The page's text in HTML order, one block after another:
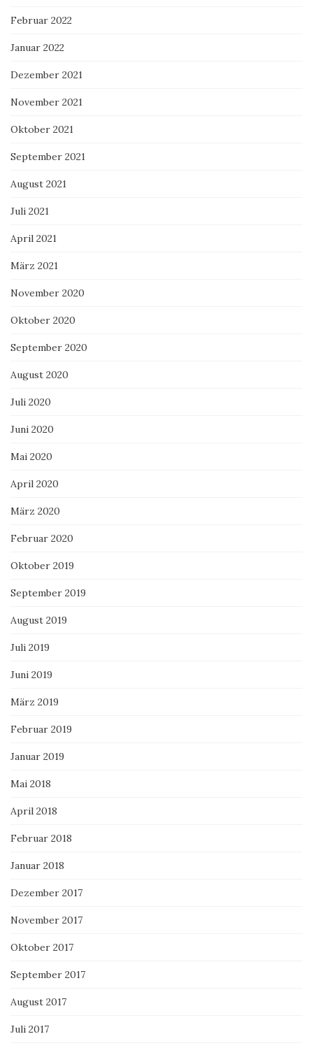
Februar 2022
Januar 2022
Dezember 2021
November 2021
Oktober 2021
September 2021
August 2021
Juli 2021
April 2021
März 2021
November 2020
Oktober 2020
September 2020
August 2020
Juli 2020
Juni 2020
Mai 2020
April 2020
März 2020
Februar 2020
Oktober 2019
September 2019
August 2019
Juli 2019
Juni 2019
März 2019
Februar 2019
Januar 2019
Mai 2018
April 2018
Februar 2018
Januar 2018
Dezember 2017
November 2017
Oktober 2017
September 2017
August 2017
Juli 2017